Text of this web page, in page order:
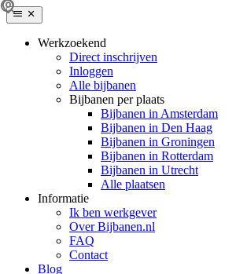
Werkzoekend
Direct inschrijven
Inloggen
Alle bijbanen
Bijbanen per plaats
Bijbanen in Amsterdam
Bijbanen in Den Haag
Bijbanen in Groningen
Bijbanen in Rotterdam
Bijbanen in Utrecht
Alle plaatsen
Informatie
Ik ben werkgever
Over Bijbanen.nl
FAQ
Contact
Blog